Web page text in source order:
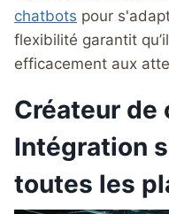
chatbots pour
flexibilité garantit
efficacement aux
Créateur de
Intégration
toutes les